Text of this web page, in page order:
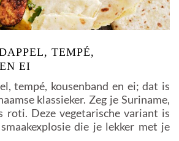
TEMPÉ,
EI
tempé, kousenband en ei; dat is
klassieker. Zeg je Suriname,
roti. Deze vegetarische variant is
die je lekker met je